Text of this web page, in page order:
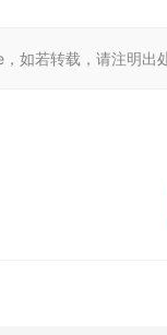
，如若转载，请注明